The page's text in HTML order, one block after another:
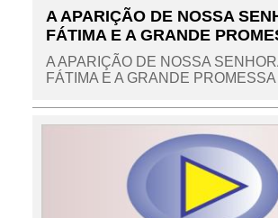
A APARIÇÃO DE NOSSA
FÁTIMA E A GRANDE
A APARIÇÃO DE NOSSA
FÁTIMA E A GRANDE PROMESSA